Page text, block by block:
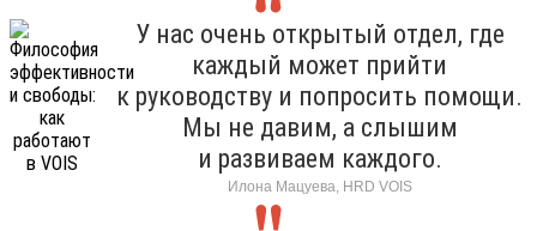
У нас очень открытый отдел, где
каждый может прийти
к руководству и попросить помощи.
Мы не давим, а слышим
и развиваем каждого.
Илона Мацуева, HRD VOIS